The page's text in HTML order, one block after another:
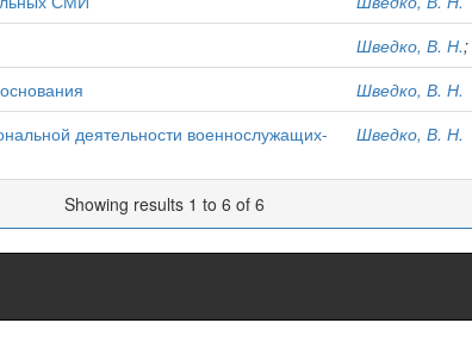
Шведко, В. Н.;
Шведко, В. Н.
деятельности военнослужащих-
Шведко, В. Н.
Showing results 1 to 6 of 6